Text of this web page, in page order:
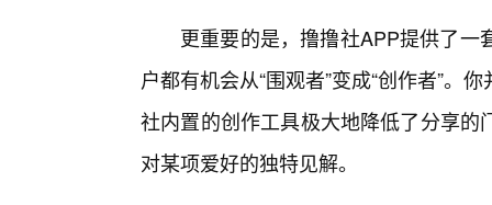
更重要的是，撸撸社APP提供了
户都有机会从“围观者”变成“创作者”。
社内置的创作工具极大地降低了分享
对某项爱好的独特见解。